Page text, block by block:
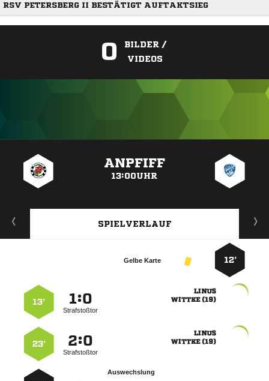
RSV PETERSBERG II BESTÄTIGT AUFTAKTSIEG
0
BILDER /
VIDEOS
ANPFIFF
13:00UHR
SPIELVERLAUF
12’
Gelbe Karte

 
:
Strafstoßtor
13’

 
:
Strafstoßtor
23’
Auswechslung